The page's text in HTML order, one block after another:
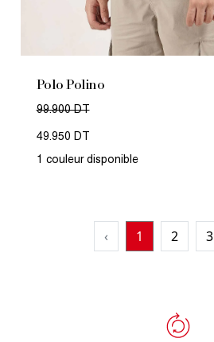
Polo Polino
99.900 DT
49.950 DT
1 couleur disponible
‹ 1 2 3